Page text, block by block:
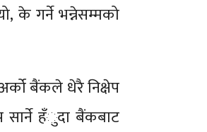
के गर्ने भन्नेसम्मको
अर्को बैंकले धेरै निक्षेप
सार्ने हँुदा बैंकबाट